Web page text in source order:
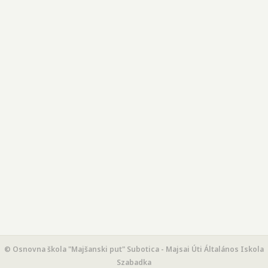
© Osnovna škola "Majšanski put" Subotica - Majsai Úti Általános Iskola
Szabadka